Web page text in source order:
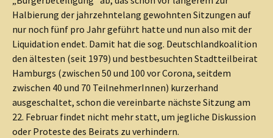
Halbierung der jahrzehntelang gewohnten Sitzungen auf
nur noch fünf pro Jahr geführt hatte und nun also mit der
Liquidation endet. Damit hat die sog. Deutschlandkoalition
den ältesten (seit 1979) und bestbesuchten Stadtteilbeirat
Hamburgs (zwischen 50 und 100 vor Corona, seitdem
zwischen 40 und 70 TeilnehmerInnen) kurzerhand
ausgeschaltet, schon die vereinbarte nächste Sitzung am
22. Februar findet nicht mehr statt, um jegliche Diskussion
oder Proteste des Beirats zu verhindern.